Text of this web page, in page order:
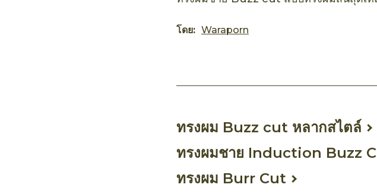
โดย: Waraporn
ทรงผม Buzz cut หลากสไตล์
ทรงผมชาย Induction Buzz
ทรงผม Burr Cut